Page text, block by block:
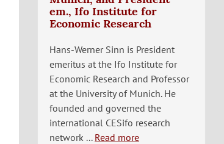
em., Ifo Institute for
Economic Research
Hans-Werner Sinn is President
emeritus at the Ifo Institute for
Economic Research and Professor
at the University of Munich. He
founded and governed the
international CESifo research
network ... Read more